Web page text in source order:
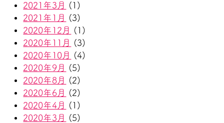
2021年3月
(1)
2021年1月
(3)
2020年12月
(1)
2020年11月
(3)
2020年10月
(4)
2020年9月
(5)
2020年8月
(2)
2020年6月
(2)
2020年4月
(1)
2020年3月
(5)